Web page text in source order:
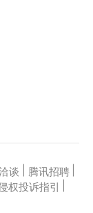
谈 腾讯招聘
权投诉指引